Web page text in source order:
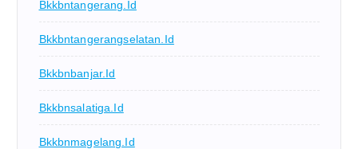
Bkkbntangerang.id
Bkkbntangerangselatan.id
Bkkbnbanjar.id
Bkkbnsalatiga.id
Bkkbnmagelang.id